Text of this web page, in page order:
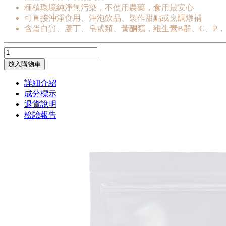
種植環境純淨無污染，不使用農藥，食用最安心
可直接沖淨食用、沖泡飲品、製作甜點或烹調燉補
含蛋白質、蘆丁、皂甙類、黃酮類，維生素B群、C、P
放入購物車
詳細介紹
成分標示
退貨說明
檢驗報告